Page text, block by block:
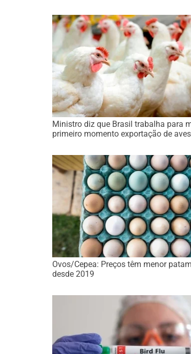
Ministro diz que Brasil trabalha para
primeiro momento exportação de
Ovos/Cepea: Preços têm menor
desde 2019